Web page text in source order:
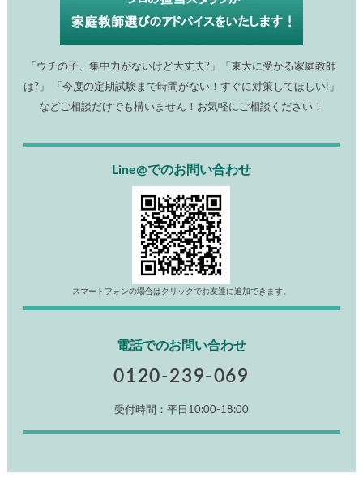
「ウチの子、集中力がないけど大丈夫?」「東大に受かる家庭教師
は?」 「今度の定期試験まで時間がない！すぐに対策してほしい!」
などご相談だけでも構いません！お気軽にご相談ください！
Line@でのお問い合わせ
スマートフォンの場合はクリックでお友達に追加できます。
電話でのお問い合わせ
0120-239-069
受付時間：平日10:00-18:00